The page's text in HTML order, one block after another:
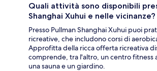
Quali attività sono disponibili
Shanghai Xuhui e nelle vicinanze?
Presso Pullman Shanghai Xuhui puoi
ricreative, che includono corsi di
Approfitta della ricca offerta ricreativa
comprende, tra l'altro, un centro fitness
una sauna e un giardino.